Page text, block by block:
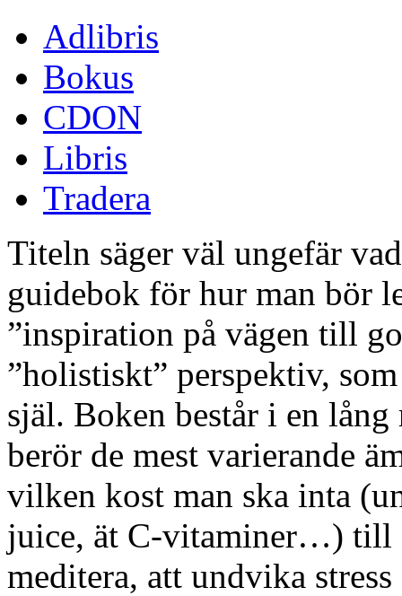
Adlibris
Bokus
CDON
Libris
Tradera
Titeln säger väl ungefär
guidebok för hur man bör
”inspiration på vägen till
”holistiskt” perspektiv,
själ. Boken består i en
berör de mest varierande
vilken kost man ska inta
juice, ät C-vitaminer…) till
meditera, att undvika